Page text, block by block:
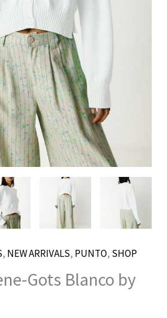
, NEW ARRIVALS, PUNTO, SHOP
Gots Blanco by